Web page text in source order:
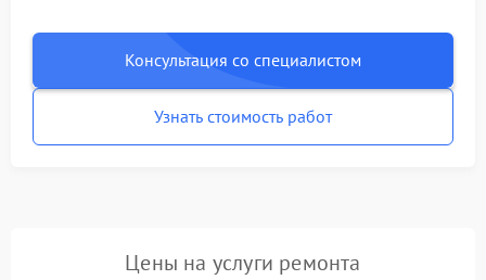
Консультация со специалистом
Узнать стоимость работ
Цены на услуги ремонта